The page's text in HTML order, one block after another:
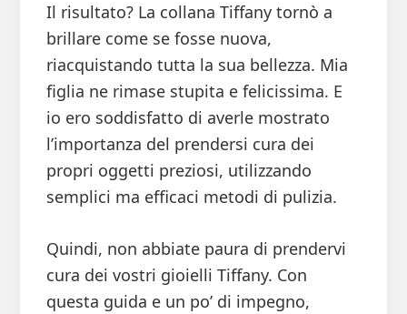
Il risultato? La collana Tiffany tornò a
brillare come se fosse nuova,
riacquistando tutta la sua bellezza. Mia
figlia ne rimase stupita e felicissima. E
io ero soddisfatto di averle mostrato
l’importanza del prendersi cura dei
propri oggetti preziosi, utilizzando
semplici ma efficaci metodi di pulizia.
Quindi, non abbiate paura di prendervi
cura dei vostri gioielli Tiffany. Con
questa guida e un po’ di impegno,